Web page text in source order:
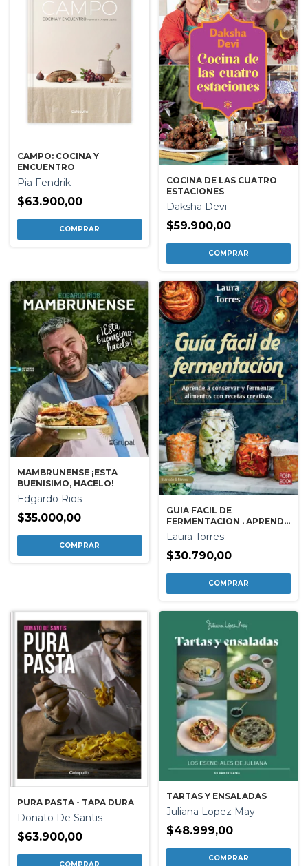
CAMPO: COCINA Y
ENCUENTRO
Pia Fendrik
$63.900,00
COCINA DE LAS CUATRO
ESTACIONES
Daksha Devi
$59.900,00
MAMBRUNENSE ¡ESTA
BUENISIMO, HACELO!
Edgardo Rios
$35.000,00
GUIA FACIL DE
FERMENTACION . APRENDE
A CONSERVAR Y
FERMENTAR ALIMENTOS
Laura Torres
$30.790,00
PURA PASTA - TAPA DURA
Donato De Santis
$63.900,00
TARTAS Y ENSALADAS
Juliana Lopez May
$48.999,00